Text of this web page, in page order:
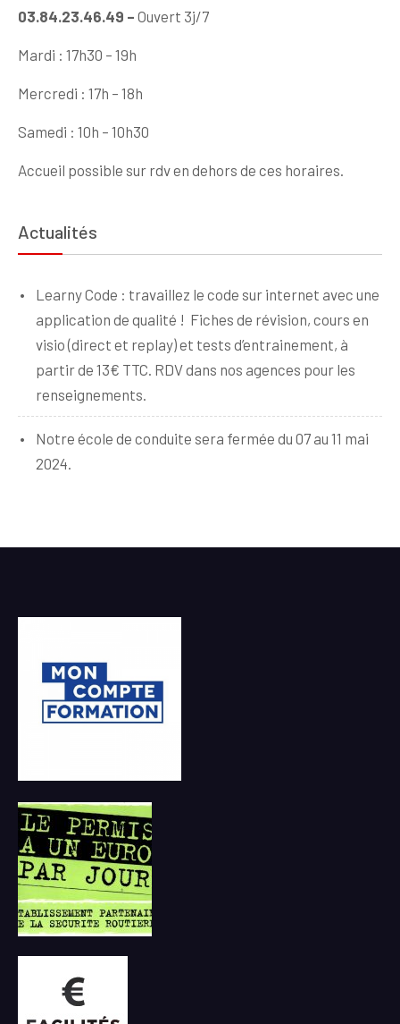
03.84.23.46.49 – Ouvert 3j/7
Mardi : 17h30 – 19h
Mercredi : 17h – 18h
Samedi : 10h – 10h30
Accueil possible sur rdv en dehors de ces horaires.
Actualités
Learny Code : travaillez le code sur internet avec une
application de qualité ! Fiches de révision, cours en
visio (direct et replay) et tests d’entrainement, à
partir de 13€ TTC. RDV dans nos agences pour les
renseignements.
Notre école de conduite sera fermée du 07 au 11 mai
2024.